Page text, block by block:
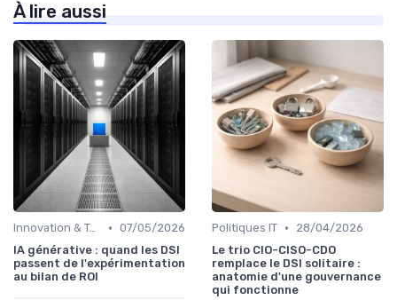
À lire aussi
Innovation & Tendances • 07/05/2026
IA générative : quand les DSI
passent de l'expérimentation
au bilan de ROI
Politiques IT •
28/04/2026
Le trio CIO-CISO-CDO
remplace le DSI solitaire :
anatomie d'une gouvernance
qui fonctionne